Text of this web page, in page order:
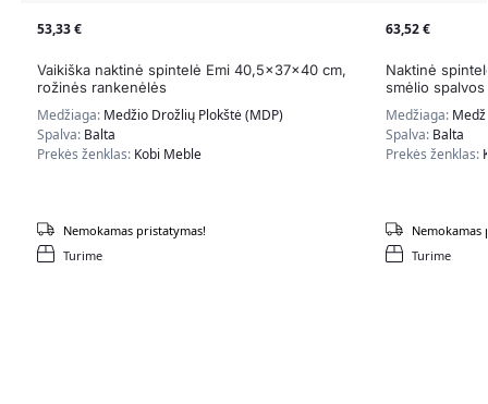
53,33€
Vaikiška naktinė spintelė Emi 40,5x37x40 cm,
rožinės rankenėlės
Medžiaga: Medžio Drožlių Plokštė (MDP)
Spalva: Balta
Prekės ženklas: Kobi Meble
Turime
Nemokamas pristatymas!
63,52€
Naktinė
smėlio spalvos
Medžiaga:
Spalva: Balta
Prekės ženklas:
Turime
Nemokamas